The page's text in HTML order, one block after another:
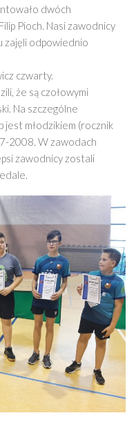
dwóch
Pioch. Nasi zawodnicy
zajęli odpowiednio
czwarty.
że są czołowymi
Na szczególne
jest młodzikiem (rocznik
2008. W zawodach
zawodnicy zostali